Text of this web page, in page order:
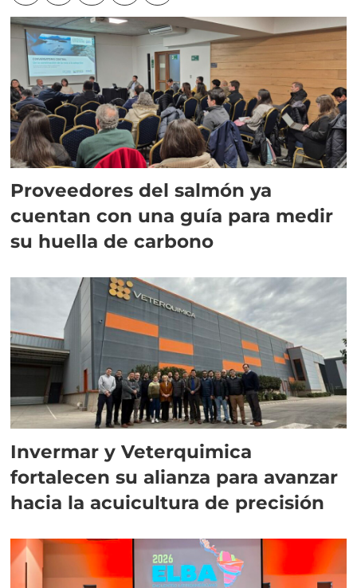
Proveedores del salmón ya
cuentan con una guía para medir
su huella de carbono
Invermar y Veterquimica
fortalecen su alianza para avanzar
hacia la acuicultura de precisión